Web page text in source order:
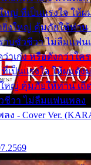
หญ่ ที่เป็นแรงใจ ให้ผ
งใหญ่ คุ้มภัยให้ท่าน
ราบชั่วชีวา ไม่ลืมแฟ
ว่าเก่ง หรือดังกว่าใ
เป็นแรงใจ ให้ผมดัง
หญ่ คุ้มภัยให้ท่าน เถิ
ชีวา ไม่ลืมแฟนเพลง
- Cover Ver.